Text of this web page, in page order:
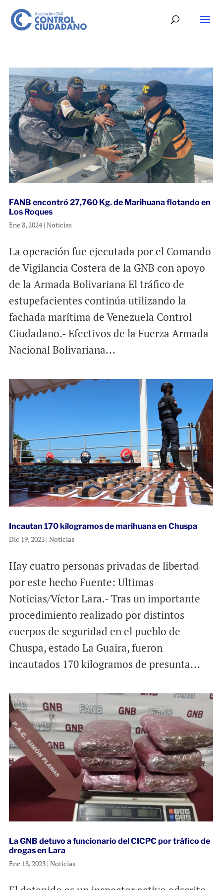
FANB encontró 27,760 Kg. de Marihuana flotando en
Los Roques
Ene 8, 2024| Noticias
La operación fue ejecutada por el Comando
de Vigilancia Costera de la GNB con apoyo
de la Armada Bolivariana El tráfico de
estupefacientes continúa utilizando la
fachada marítima de Venezuela Control
Ciudadano.- Efectivos de la Fuerza Armada
Nacional Bolivariana...
Incautan 170 kilogramos de marihuana en Chuspa
Dic 19, 2023| Noticias
Hay cuatro personas privadas de libertad
por este hecho Fuente: Ultimas
Noticias/Víctor Lara.- Tras un importante
procedimiento realizado por distintos
cuerpos de seguridad en el pueblo de
Chuspa, estado La Guaira, fueron
incautados 170 kilogramos de presunta...
La GNB detuvo a funcionario del CICPC por tráfico de
drogas en Lara
Ene 18, 2023| Noticias